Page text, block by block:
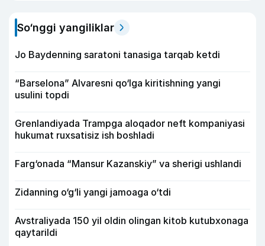
So‘nggi yangiliklar
Jo Baydenning saratoni tanasiga tarqab ketdi
“Barselona” Alvaresni qo‘lga kiritishning yangi
usulini topdi
Grenlandiyada Trampga aloqador neft kompaniyasi
hukumat ruxsatisiz ish boshladi
Farg‘onada “Mansur Kazanskiy” va sherigi ushlandi
Zidanning o‘g‘li yangi jamoaga o‘tdi
Avstraliyada 150 yil oldin olingan kitob kutubxonaga
qaytarildi